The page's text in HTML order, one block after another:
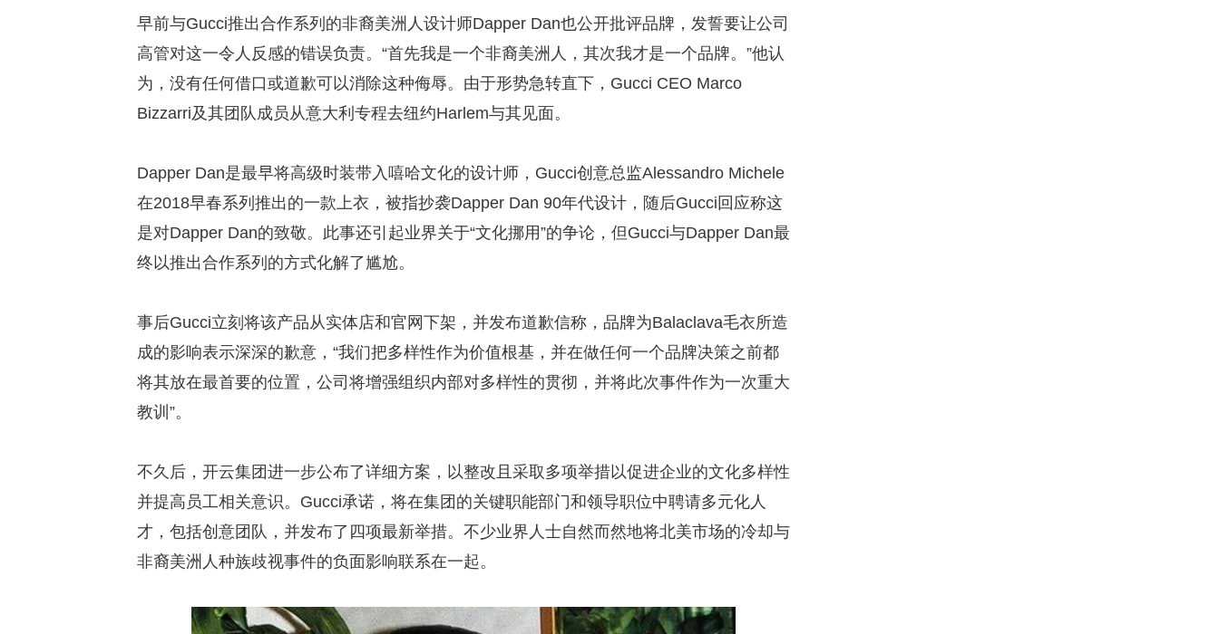
早前与Gucci推出合作系列的非裔美洲人设计师Dapper Dan也公开批评品牌，发誓要让公司
高管对这一令人反感的错误负责。“首先我是一个非裔美洲人，其次我才是一个品牌。”他认
为，没有任何借口或道歉可以消除这种侮辱。由于形势急转直下，Gucci CEO Marco
Bizzarri及其团队成员从意大利专程去纽约Harlem与其见面。
Dapper Dan是最早将高级时装带入嘻哈文化的设计师，Gucci创意总监Alessandro Michele
在2018早春系列推出的一款上衣，被指抄袭Dapper Dan 90年代设计，随后Gucci回应称这
是对Dapper Dan的致敬。此事还引起业界关于“文化挪用”的争论，但Gucci与Dapper Dan最
终以推出合作系列的方式化解了尴尬。
事后Gucci立刻将该产品从实体店和官网下架，并发布道歉信称，品牌为Balaclava毛衣所造
成的影响表示深深的歉意，“我们把多样性作为价值根基，并在做任何一个品牌决策之前都
将其放在最首要的位置，公司将增强组织内部对多样性的贯彻，并将此次事件作为一次重大
教训”。
不久后，开云集团进一步公布了详细方案，以整改且采取多项举措以促进企业的文化多样性
并提高员工相关意识。Gucci承诺，将在集团的关键职能部门和领导职位中聘请多元化人
才，包括创意团队，并发布了四项最新举措。不少业界人士自然而然地将北美市场的冷却与
非裔美洲人种族歧视事件的负面影响联系在一起。